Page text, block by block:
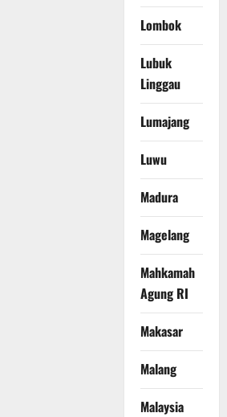
Lombok
Lubuk
Linggau
Lumajang
Luwu
Madura
Magelang
Mahkamah
Agung RI
Makasar
Malang
Malaysia